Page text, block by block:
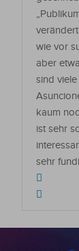
wie vor
aber
sind
kaum
ist sehr
sehr